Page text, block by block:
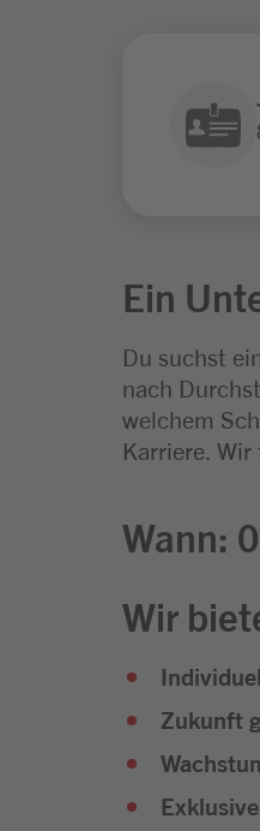
Ein
Du suchst
nach
welchem
Karriere.
Wann:
Wir
Zukunft